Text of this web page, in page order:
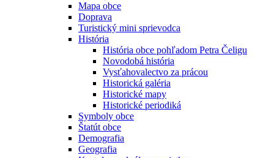
Mapa obce
Doprava
Turistický mini sprievodca
História
História obce pohľadom Petra Čeligu
Novodobá história
Vysťahovalectvo za prácou
Historická galéria
Historické mapy
Historické periodiká
Symboly obce
Štatút obce
Demografia
Geografia